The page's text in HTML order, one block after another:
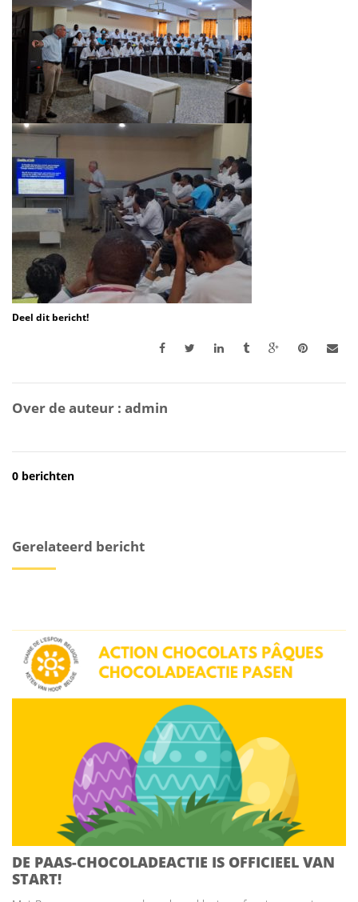
Deel dit bericht!
Over de auteur : admin
0 berichten
Gerelateerd bericht
DE PAAS-CHOCOLADEACTIE IS OFFICIEEL VAN
START!